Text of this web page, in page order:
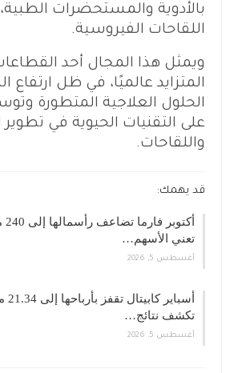
بالأدوية والمستحضرات الطبية،
اللقاحات الفيروسية.
ويمثل هذا المجال أحد
المتزايد عالميًا، في ظل ارتفاع
الحلول العلاجية المتطورة
على التقنيات الحيوية في تطوير
واللقاحات.
قد يهمك:
تعني الأسهم…
أغسطس 5, 2026
تكشف نتائج…
أغسطس 5, 2026